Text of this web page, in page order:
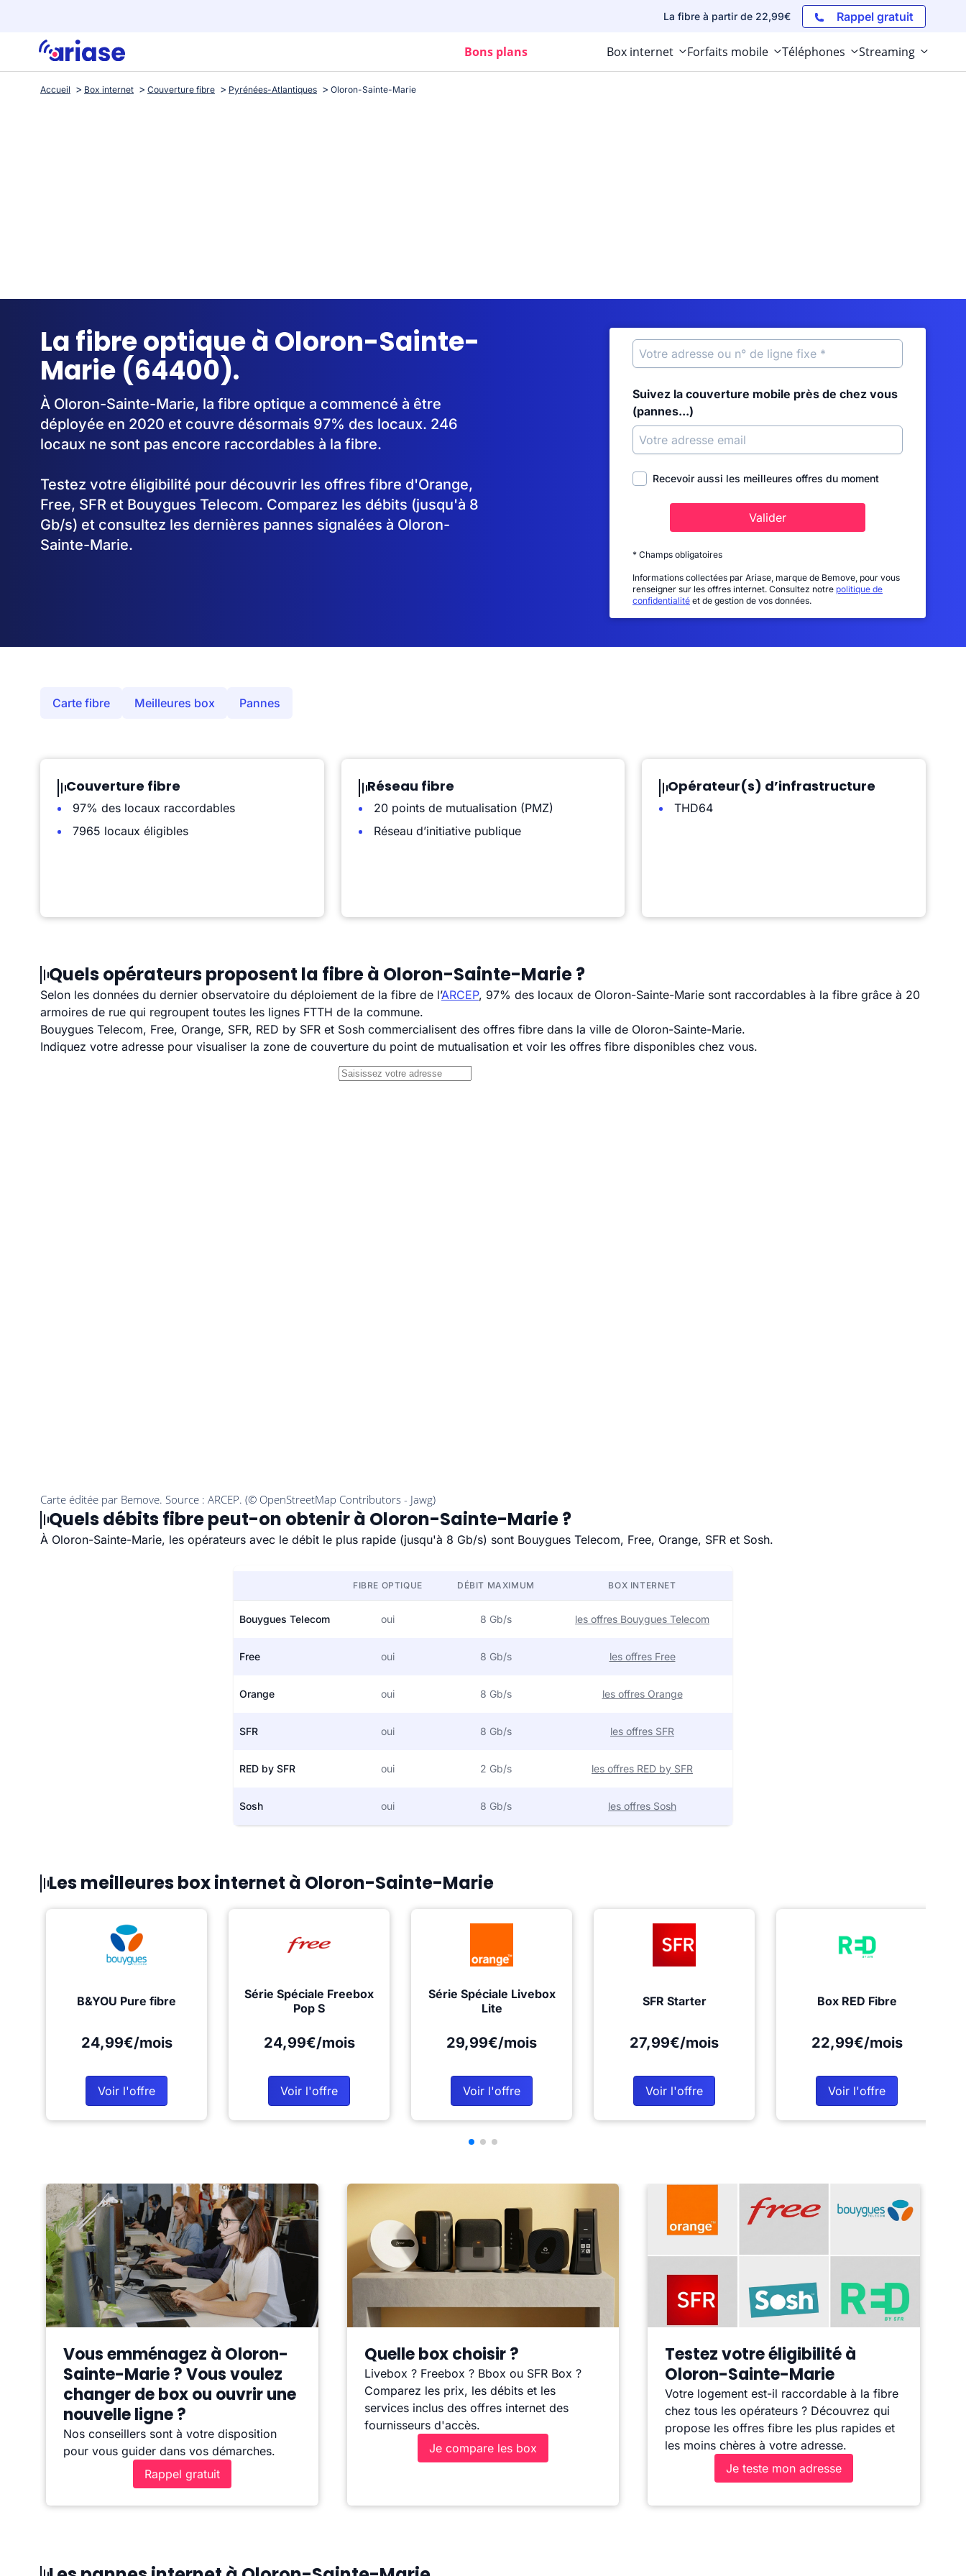
La fibre à partir de 22,99€ Rappel gratuit
Bons plans Box internet Forfaits mobile Téléphones Streaming
Accueil Box internet Couverture fibre Pyrénées-Atlantiques Oloron-Sainte-Marie
La fibre optique à Oloron-Sainte-
Marie (64400).
À Oloron-Sainte-Marie, la fibre optique a commencé à être
déployée en 2020 et couvre désormais 97% des locaux. 246
locaux ne sont pas encore raccordables à la fibre.
Testez votre éligibilité pour découvrir les offres fibre d'Orange,
Free, SFR et Bouygues Telecom. Comparez les débits (jusqu'à 8
Gb/s) et consultez les dernières pannes signalées à Oloron-
Sainte-Marie.
Suivez la couverture mobile près de chez vous
(pannes...)
Recevoir aussi les meilleures offres du moment
Valider
* Champs obligatoires
Informations collectées par Ariase, marque de Bemove, pour vous
renseigner sur les offres internet. Consultez notre politique de
confidentialité et de gestion de vos données.
Carte fibre Meilleures box Pannes
Couverture fibre
97% des locaux raccordables
7965 locaux éligibles
Réseau fibre
20 points de mutualisation (PMZ)
Réseau d’initiative publique
Opérateur(s) d’infrastructure
THD64
Quels opérateurs proposent la fibre à Oloron-Sainte-Marie ?
Selon les données du dernier observatoire du déploiement de la fibre de l’ARCEP, 97% des locaux de Oloron-Sainte-Marie sont raccordables à la fibre grâce à 20
armoires de rue qui regroupent toutes les lignes FTTH de la commune.
Bouygues Telecom, Free, Orange, SFR, RED by SFR et Sosh commercialisent des offres fibre dans la ville de Oloron-Sainte-Marie.
Indiquez votre adresse pour visualiser la zone de couverture du point de mutualisation et voir les offres fibre disponibles chez vous.
Quels débits fibre peut-on obtenir à Oloron-Sainte-Marie ?
À Oloron-Sainte-Marie, les opérateurs avec le débit le plus rapide (jusqu'à 8 Gb/s) sont Bouygues Telecom, Free, Orange, SFR et Sosh.
FIBRE OPTIQUE DÉBIT MAXIMUM BOX INTERNET
Bouygues Telecom oui 8 Gb/s les offres Bouygues Telecom
Free oui 8 Gb/s les offres Free
Orange oui 8 Gb/s les offres Orange
SFR oui 8 Gb/s les offres SFR
RED by SFR oui 2 Gb/s les offres RED by SFR
Sosh oui 8 Gb/s les offres Sosh
Les meilleures box internet à Oloron-Sainte-Marie
B&YOU Pure fibre
24,99€/mois
Voir l'offre
Série Spéciale Freebox
Pop S
24,99€/mois
Voir l'offre
Série Spéciale Livebox
Lite
29,99€/mois
Voir l'offre
SFR Starter
27,99€/mois
Voir l'offre
Box RED Fibre
22,99€/mois
Voir l'offre
Vous emménagez à Oloron-
Sainte-Marie ? Vous voulez
changer de box ou ouvrir une
nouvelle ligne ?
Nos conseillers sont à votre disposition
pour vous guider dans vos démarches.
Rappel gratuit
Quelle box choisir ?
Livebox ? Freebox ? Bbox ou SFR Box ?
Comparez les prix, les débits et les
services inclus des offres internet des
fournisseurs d'accès.
Je compare les box
Testez votre éligibilité à
Oloron-Sainte-Marie
Votre logement est-il raccordable à la fibre
chez tous les opérateurs ? Découvrez qui
propose les offres fibre les plus rapides et
les moins chères à votre adresse.
Je teste mon adresse